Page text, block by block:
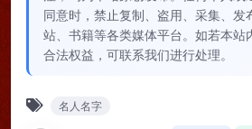
同意时，禁止复制、盗用、采集、发
站、书籍等各类媒体平台。如若本站
合法权益，可联系我们进行处理。
名人名字